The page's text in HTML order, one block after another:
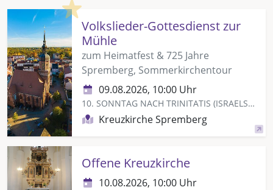
Highlight
Volkslieder-Gottesdienst zur
Mühle
zum Heimatfest & 725 Jahre
Spremberg, Sommerkirchentour
09.08.2026, 10:00 Uhr
10. SONNTAG NACH TRINITATIS (ISRAELSONNTAG)
Kreuzkirche Spremberg
Offene Kreuzkirche
10.08.2026, 10:00 Uhr